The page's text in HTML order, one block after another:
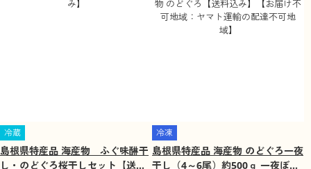
冷蔵
島根県特産品 海産物 ふぐ味醂干
し・のどぐろ桜干しセット【送料
冷凍
島根県特産品 海産物 のどぐろ一夜
干し（4～6尾）約500ｇ 一夜ぼし